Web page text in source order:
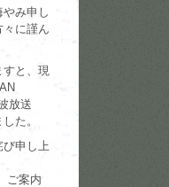
み申し
に謹ん
すと、現
放送
た。
申し上
ご案内